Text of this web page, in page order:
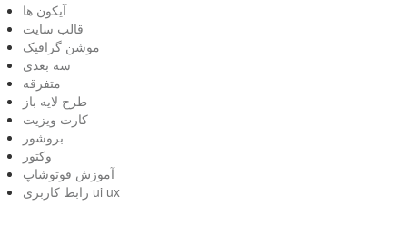
آیکون ها
قالب سایت
موشن گرافیک
سه بعدی
متفرقه
طرح لایه باز
کارت ویزیت
بروشور
وکتور
آموزش فوتوشاپ
رابط کاربری ui ux